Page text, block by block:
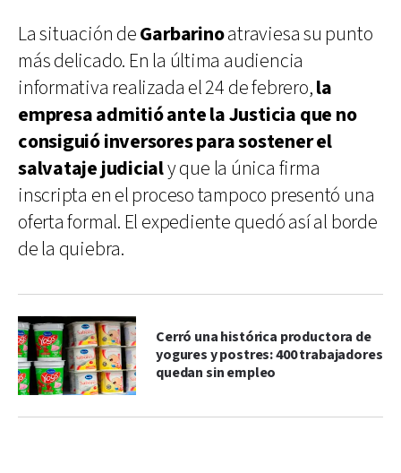
La situación deGarbarinoatraviesa su punto
más delicado. En la última audiencia
informativa realizada el 24 de febrero,la
empresa admitió ante la Justicia que no
consiguió inversores para sostener el
salvataje judicialy que la única firma
inscripta en el proceso tampoco presentó una
oferta formal. El expediente quedó así al borde
de la quiebra.
Cerró una histórica productora de
yogures y postres: 400 trabajadores
quedan sin empleo